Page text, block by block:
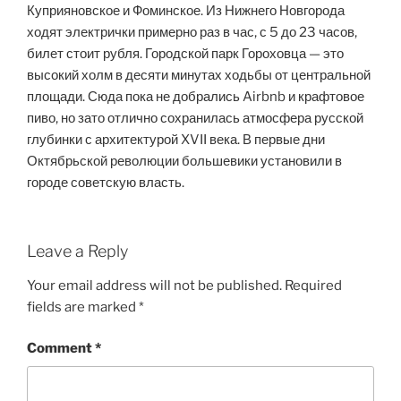
Куприяновское и Фоминское. Из Нижнего Новгорода
ходят электрички примерно раз в час, с 5 до 23 часов,
билет стоит рубля. Городской парк Гороховца — это
высокий холм в десяти минутах ходьбы от центральной
площади. Сюда пока не добрались Airbnb и крафтовое
пиво, но зато отлично сохранилась атмосфера русской
глубинки с архитектурой XVII века. В первые дни
Октябрьской революции большевики установили в
городе советскую власть.
Leave a Reply
Your email address will not be published. Required
fields are marked *
Comment*